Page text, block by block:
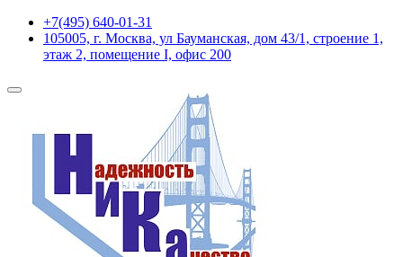
+7(495) 640-01-31
105005, г. Москва, ул Бауманская, дом 43/1, строение 1,
этаж 2, помещение I, офис 200